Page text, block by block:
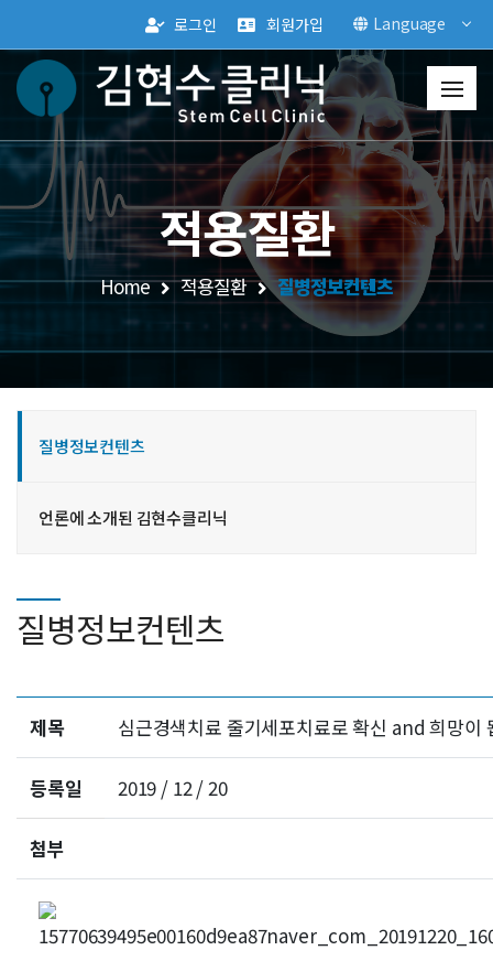
로그인 회원가입 Language
적용질환
Home 적용질환 질병정보컨텐츠
질병정보컨텐츠
언론에 소개된 김현수클리닉
질병정보컨텐츠
제목 심근경색치료 줄기세포치료로 확신 and 희망이
등록일 2019 / 12 / 20
첨부